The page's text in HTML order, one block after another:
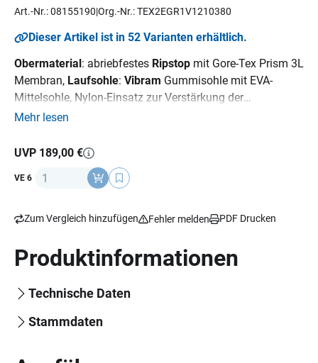
Art.-Nr.: 08155190 Org.-Nr.: TEX2EGR1V1210380
Dieser Artikel ist in 52 Varianten erhältlich.
Obermaterial: abriebfestes Ripstop mit Gore-Tex Prism 3L
Membran, Laufsohle: Vibram Gummisohle mit EVA-
Mittelsohle, Nylon-Einsatz zur Verstärkung der
Pedalplatte, Stiffness Index: 3,
Schnürverschluss
Mehr lesen
UVP 189,00 €
VE 6 Anzahl
Zum Vergleich hinzufügen Fehler melden PDF Drucken
Produktinformationen
Technische Daten
Stammdaten